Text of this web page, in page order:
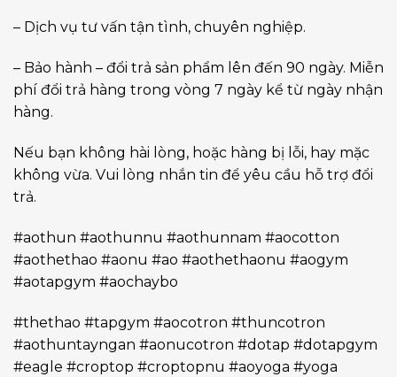
– Dịch vụ tư vấn tận tình, chuyên nghiệp.
– Bảo hành – đổi trả sản phẩm lên đến 90 ngày. Miễn
phí đổi trả hàng trong vòng 7 ngày kể từ ngày nhận
hàng.
Nếu bạn không hài lòng, hoặc hàng bị lỗi, hay mặc
không vừa. Vui lòng nhắn tin để yêu cầu hỗ trợ đổi
trả.
#aothun #aothunnu #aothunnam #aocotton
#aothethao #aonu #ao #aothethaonu #aogym
#aotapgym #aochaybo
#thethao #tapgym #aocotron #thuncotron
#aothuntayngan #aonucotron #dotap #dotapgym
#eagle #croptop #croptopnu #aoyoga #yoga